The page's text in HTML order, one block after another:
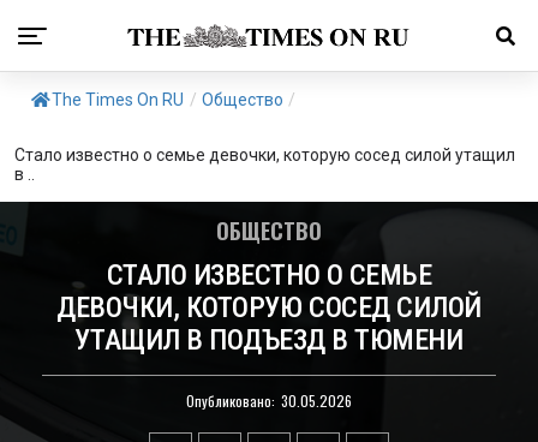
The Times On RU / Общество /
Стало известно о семье девочки, которую сосед силой утащил
в ..
ОБЩЕСТВО
СТАЛО ИЗВЕСТНО О СЕМЬЕ
ДЕВОЧКИ, КОТОРУЮ СОСЕД СИЛОЙ
УТАЩИЛ В ПОДЪЕЗД В ТЮМЕНИ
Опубликовано: 30.05.2026